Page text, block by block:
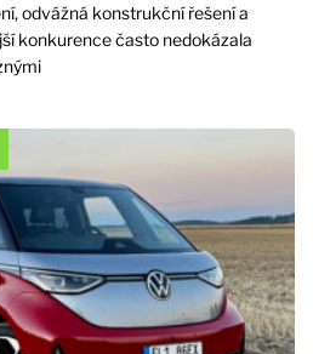
odvážná konstrukční řešení a
konkurence často nedokázala